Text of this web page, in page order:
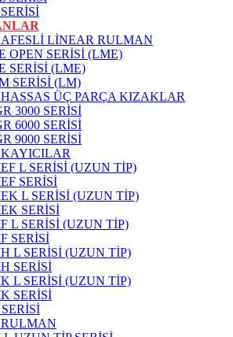
LİNEAR RULMAN
OPEN SERİSİ (LME)
SERİSİ (LME)
SERİSİ (LM)
ÜÇ PARÇA KIZAKLAR
3000 SERİSİ
6000 SERİSİ
9000 SERİSİ
L SERİSİ (UZUN TİP)
SERİSİ
L SERİSİ (UZUN TİP)
SERİSİ
L SERİSİ (UZUN TİP)
SERİSİ
L SERİSİ (UZUN TİP)
SERİSİ
L SERİSİ (UZUN TİP)
SERİSİ